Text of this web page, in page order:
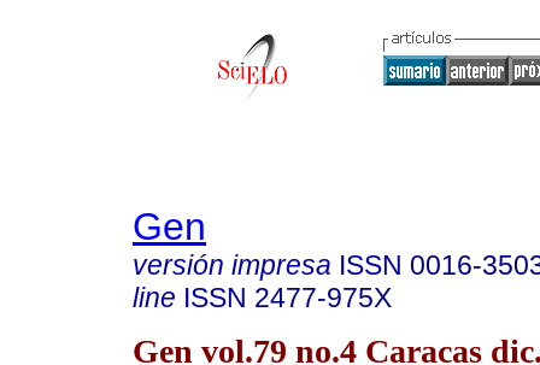
Gen
versión impresa ISSN 0016-
line ISSN 2477-975X
Gen vol.79 no.4 Caracas